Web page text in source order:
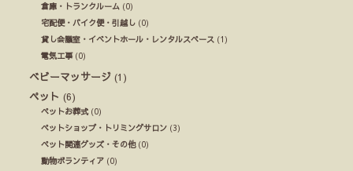
倉庫・トランクルーム (0)
宅配便・バイク便・引越し (0)
貸し会議室・イベントホール・レンタルスペース (1)
電気工事(0)
ベビーマッサージ (1)
ペット (6)
ペットお葬式(0)
ペットショップ・トリミングサロン (3)
ペット関連グッズ・その他(0)
動物ボランティア (0)